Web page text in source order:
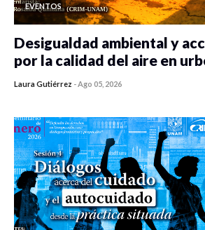
EVENTOS
Desigualdad ambiental y
por la calidad del aire en
Laura Gutiérrez -Ago 05, 2026